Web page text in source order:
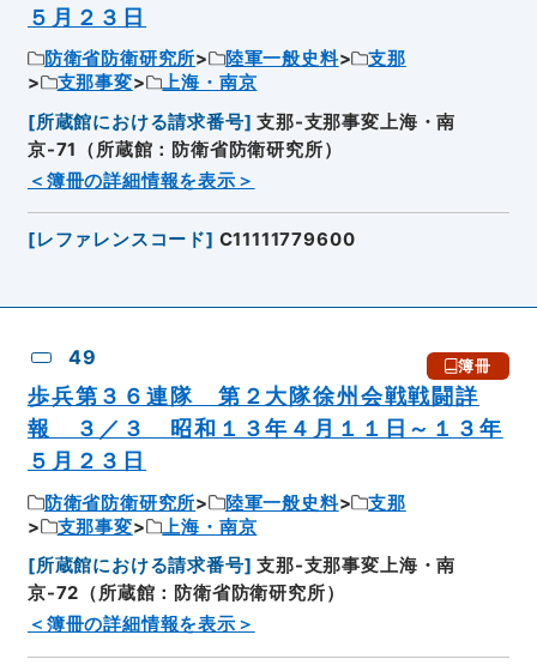
５月２３日
防衛省防衛研究所 陸軍一般史料
支那
支那事変
上海・南京
[所蔵館における請求番号] 支那-支那事変上海・南
京-71（所蔵館：防衛省防衛研究所）
＜簿冊の詳細情報を表示＞
[レファレンスコード] C11111779600
49 簿冊
歩兵第３６連隊 第２大隊徐州会戦戦闘詳
報 ３／３ 昭和１３年４月１１日～１３年
５月２３日
防衛省防衛研究所 陸軍一般史料
支那
支那事変
上海・南京
[所蔵館における請求番号] 支那-支那事変上海・南
京-72（所蔵館：防衛省防衛研究所）
＜簿冊の詳細情報を表示＞